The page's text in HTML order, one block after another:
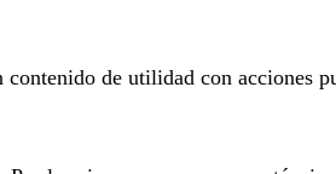
contenido de utilidad con acciones